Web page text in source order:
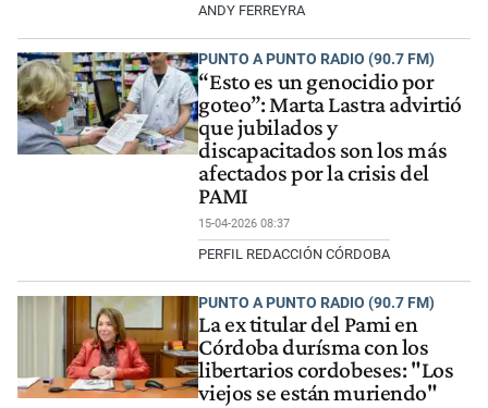
ANDY FERREYRA
PUNTO A PUNTO RADIO (90.7 FM)
“Esto es un genocidio por
goteo”: Marta Lastra advirtió
que jubilados y
discapacitados son los más
afectados por la crisis del
PAMI
15-04-2026 08:37
PERFIL REDACCIÓN CÓRDOBA
PUNTO A PUNTO RADIO (90.7 FM)
La ex titular del Pami en
Córdoba durísma con los
libertarios cordobeses: "Los
viejos se están muriendo"